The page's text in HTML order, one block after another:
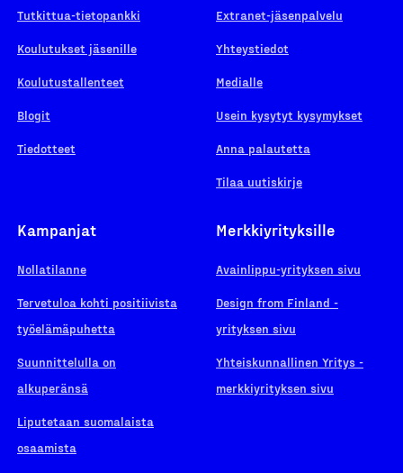
Tutkittua-tietopankki
Koulutukset jäsenille
Koulutustallenteet
Blogit
Tiedotteet
Extranet-jäsenpalvelu
Yhteystiedot
Medialle
Usein kysytyt kysymykset
Anna palautetta
Tilaa uutiskirje
Kampanjat
Nollatilanne
Tervetuloa kohti positiivista
työelämäpuhetta
Suunnittelulla on
alkuperänsä
Liputetaan suomalaista
osaamista
Merkkiyrityksille
Avainlippu-yrityksen sivu
Design from Finland -
yrityksen sivu
Yhteiskunnallinen Yritys -
merkkiyrityksen sivu